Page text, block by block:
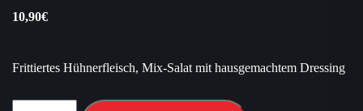
10,90€
Frittiertes Hühnerfleisch, Mix-Salat mit hausgemachtem Dressing